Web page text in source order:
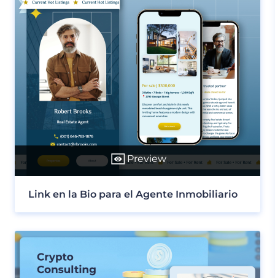
Preview
Link en la Bio para el Agente Inmobiliario